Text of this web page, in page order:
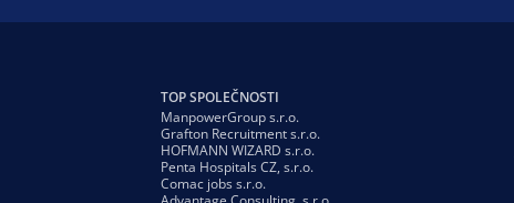
TOP SPOLEČNOSTI
ManpowerGroup s.r.o.
Grafton Recruitment s.r.o.
HOFMANN WIZARD s.r.o.
Penta Hospitals CZ, s.r.o.
Comac jobs s.r.o.